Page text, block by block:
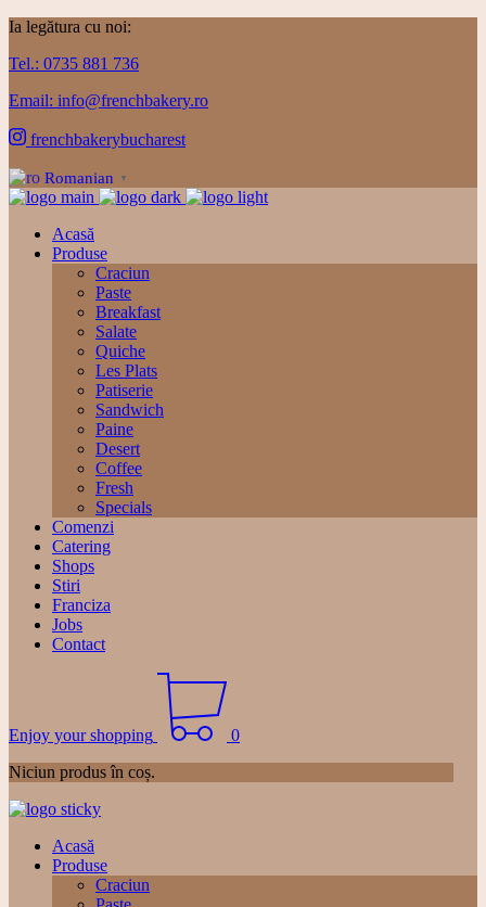
Ia legătura cu noi:
Tel.: 0735 881 736
Email: info@frenchbakery.ro
frenchbakerybucharest
Romanian ▼
Acasă
Produse
Craciun
Paste
Breakfast
Salate
Quiche
Les Plats
Patiserie
Sandwich
Paine
Desert
Coffee
Fresh
Specials
Comenzi
Catering
Shops
Stiri
Franciza
Jobs
Contact
Enjoy your shopping
0
Niciun produs în coș.
Acasă
Produse
Craciun